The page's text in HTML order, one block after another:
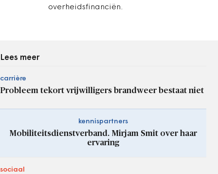
overheidsfinanciën.
Lees meer
carrière
Probleem tekort vrijwilligers brandweer bestaat niet
kennispartners
Mobiliteitsdienstverband. Mirjam Smit over haar
ervaring
sociaal